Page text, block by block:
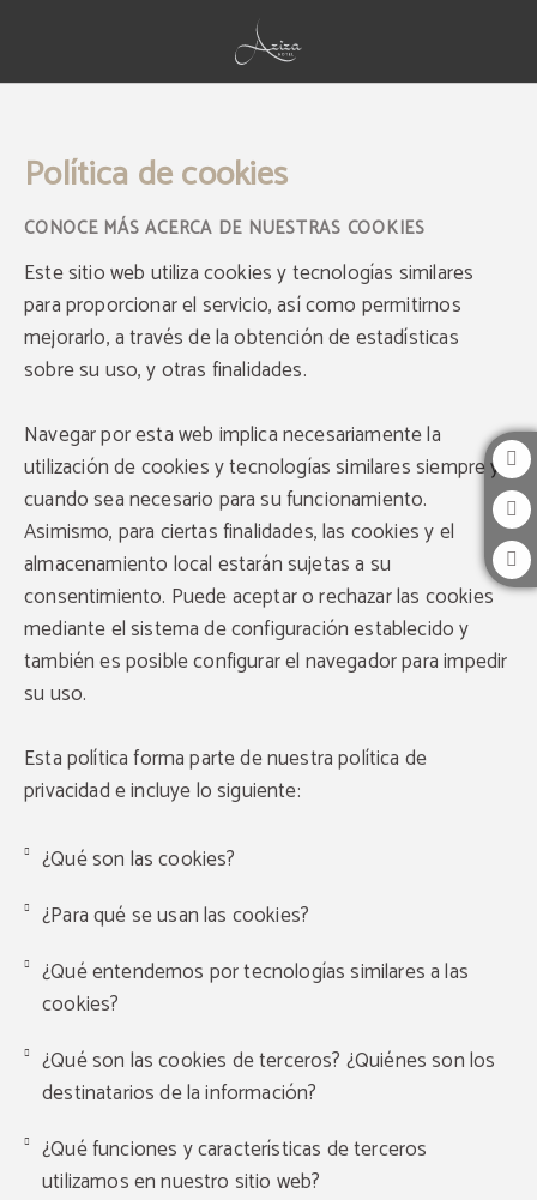
Política de cookies
CONOCE MÁS ACERCA DE NUESTRAS COOKIES
Este sitio web utiliza cookies y tecnologías similares
para proporcionar el servicio, así como permitirnos
mejorarlo, a través de la obtención de estadísticas
sobre su uso, y otras finalidades.
Navegar por esta web implica necesariamente la
utilización de cookies y tecnologías similares siempre y
cuando sea necesario para su funcionamiento.
Asimismo, para ciertas finalidades, las cookies y el
almacenamiento local estarán sujetas a su
consentimiento. Puede aceptar o rechazar las cookies
mediante el sistema de configuración establecido y
también es posible configurar el navegador para impedir
su uso.
Esta política forma parte de nuestra política de
privacidad e incluye lo siguiente:
¿Qué son las cookies?
¿Para qué se usan las cookies?
¿Qué entendemos por tecnologías similares a las
cookies?
¿Qué son las cookies de terceros? ¿Quiénes son los
destinatarios de la información?
¿Qué funciones y características de terceros
utilizamos en nuestro sitio web?